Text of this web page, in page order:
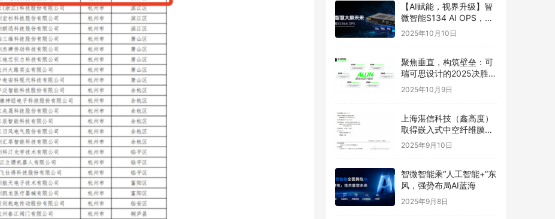
【AI赋能，视界升级】智
微智能S134 AI OPS，重
构智慧大屏未来
2025年10月10日
聚焦垂直，构筑壁垒：可
瑞可思设计的2025决胜之
道
2025年10月9日
上海湛信科技（鑫高度）
取得嵌入式中空纤维膜喷
丝头发明专利
2025年9月10日
智微智能乘“人工智能+”东
风，强势布局AI蓝海
2025年9月8日